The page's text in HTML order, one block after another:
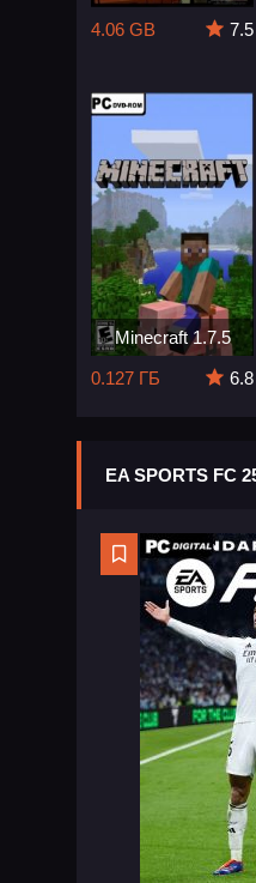
4.06 GB
7.5
Minecraft 1.7.5
0.127 ГБ
6.8
EA SPORTS FC